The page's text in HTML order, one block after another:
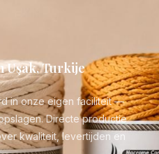
Uşak, Turkije
in onze eigen faciliteit —
Directe productie
kwaliteit, levertijden en